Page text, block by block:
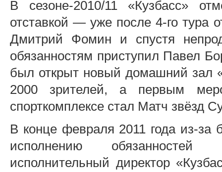
В сезоне-2010/11 «Кузбасс»
отставкой — уже после 4-го тура
Дмитрий Фомин и спустя
обязанностям приступил Павел
был открыт новый домашний
2000 зрителей, а первым
спорткомплексе стал Матч звёзд
В конце февраля 2011 года из-
исполнению обязанностей
исполнительный директор